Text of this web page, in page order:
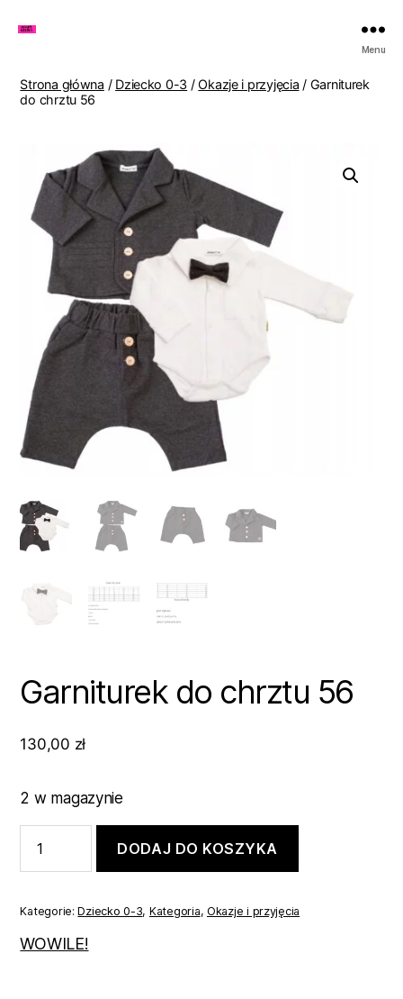
Lenki
Menu
Strona główna / Dziecko 0-3 /Okazje i przyjęcia / Garniturek
do chrztu 56
Garniturek do chrztu 56
130,00 zł
2 w magazynie
Garniturek
do
56
DODAJ DO KOSZYKA
Kategorie:Dziecko 0-3, Kategoria, Okazje i przyjęcia
WOWILE!